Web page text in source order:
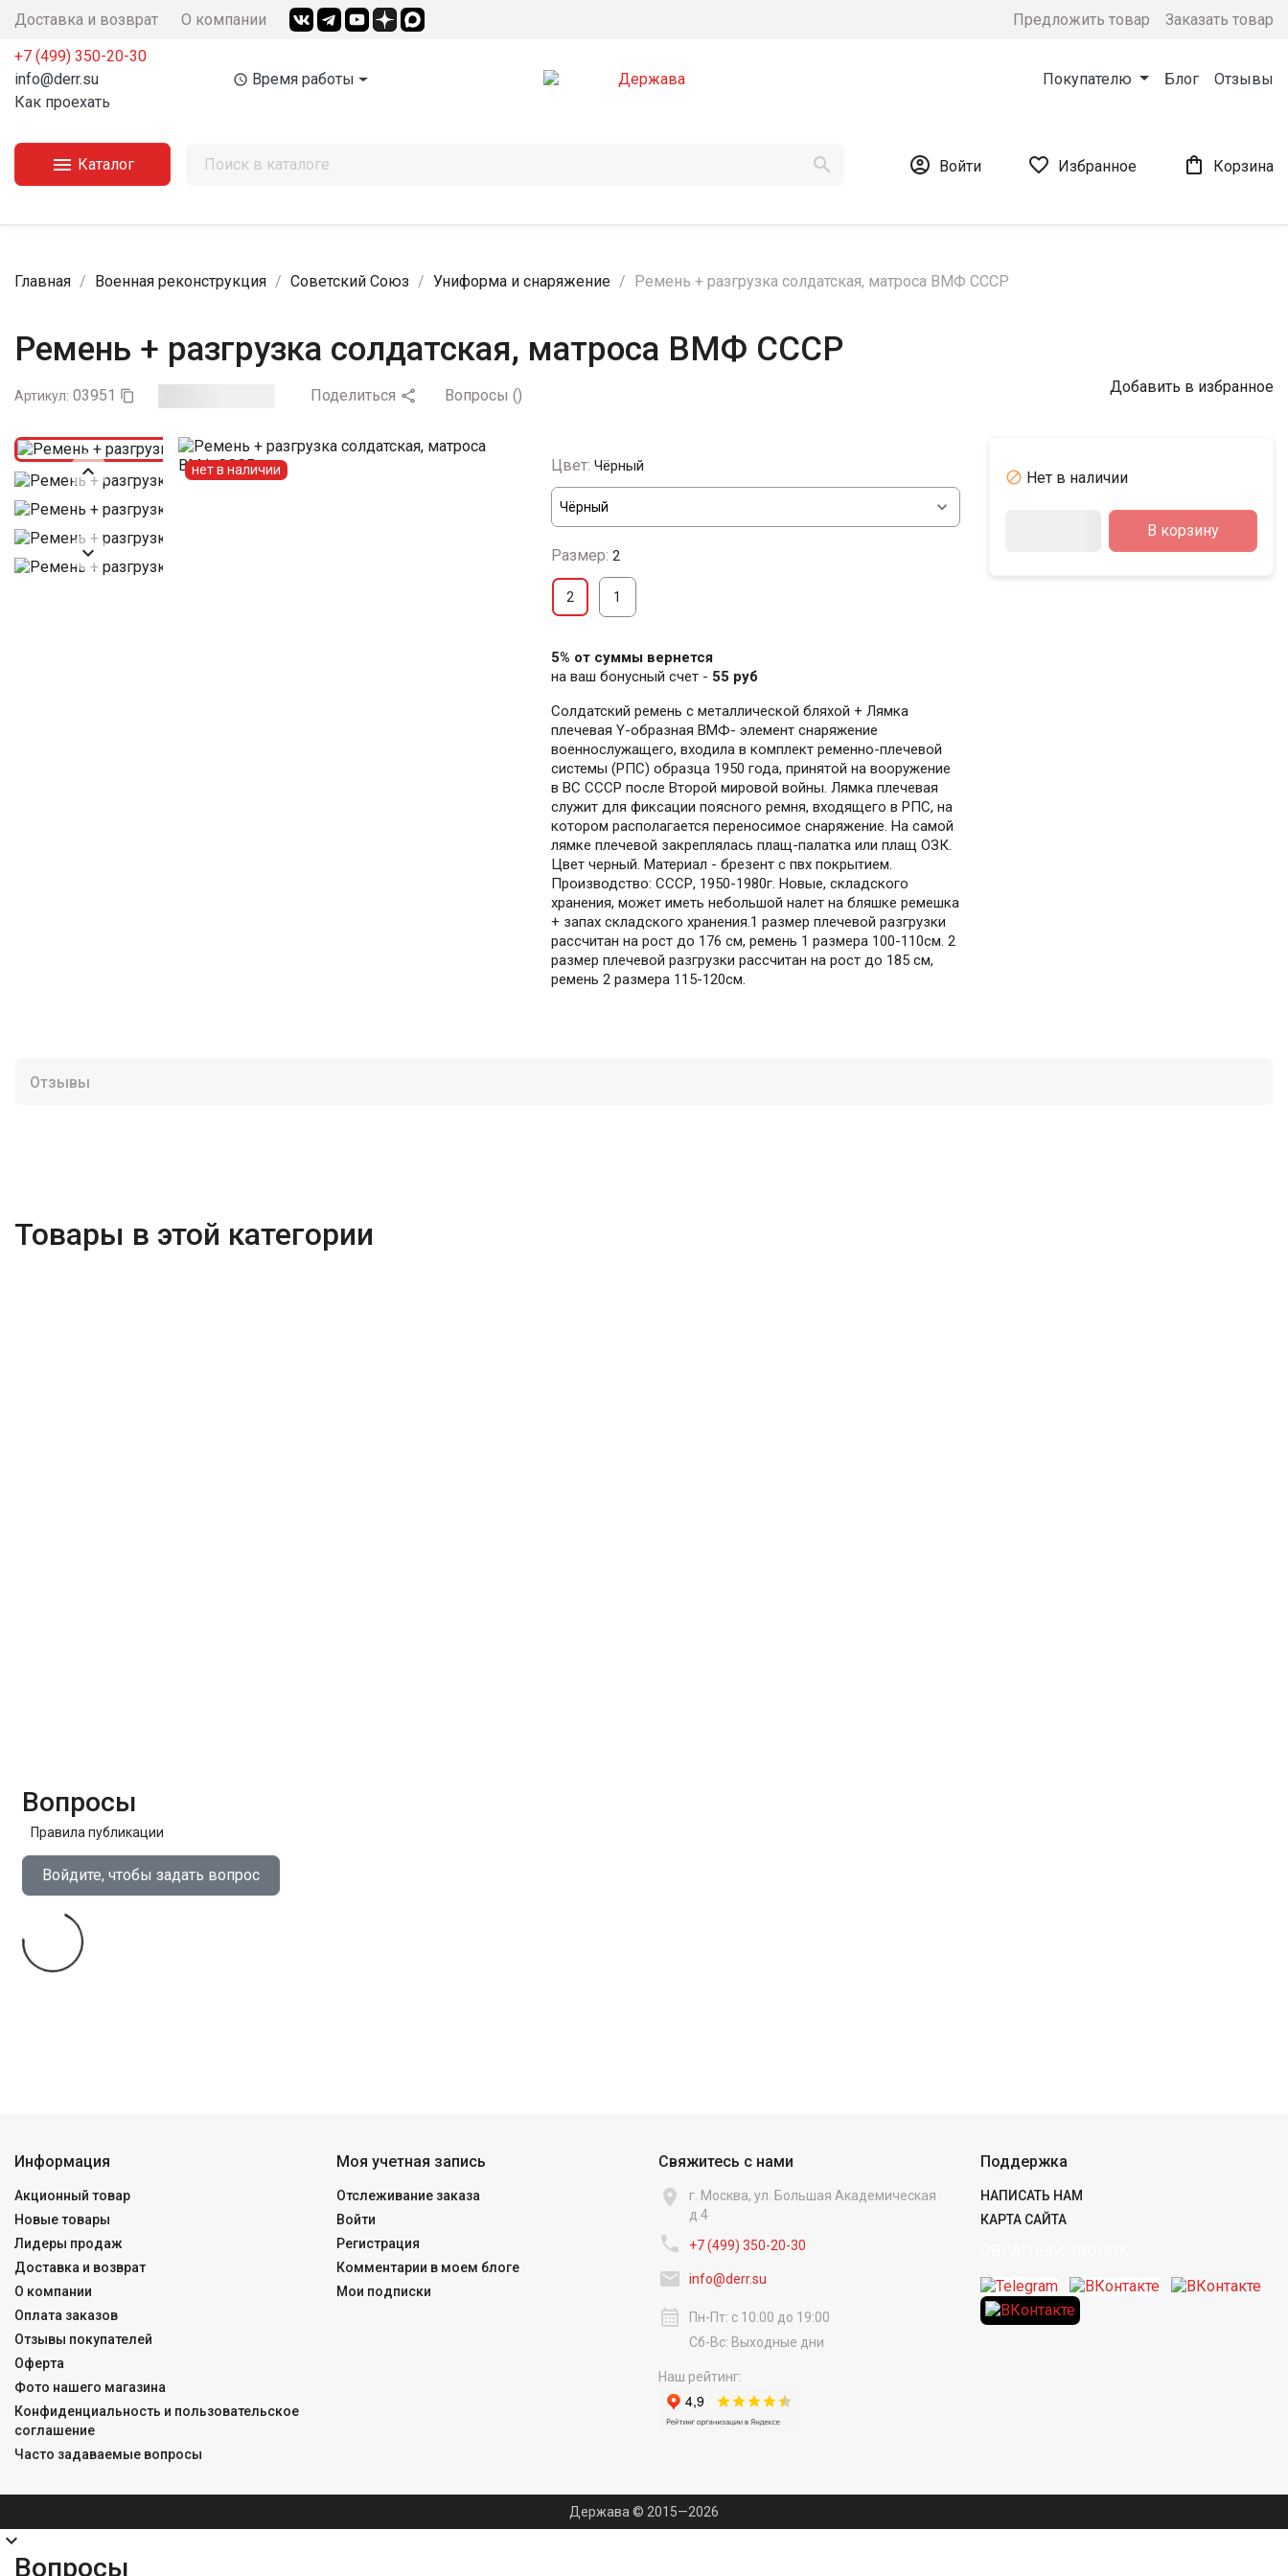
Доставка и возврат О компании Предложить товар Заказать товар
+7 (499) 350-20-30
info@derr.su
Как проехать
access_time Время работы Покупателю Блог Отзывы
 Каталог   Войти  Избранное  Корзина
Главная Военная реконструкция Советский Союз Униформа и снаряжение Ремень + разгрузка солдатская, матроса ВМФ СССР
Ремень + разгрузка солдатская, матроса ВМФ СССР
Артикул: 03951  Поделиться  Вопросы () Добавить в избранное


нет в наличии Цвет: Чёрный
Размер: 2
2 1
5% от суммы вернется
на ваш бонусный счет - 55 руб
Солдатский ремень с металлической бляхой + Лямка
плечевая Y-образная ВМФ- элемент снаряжение
военнослужащего, входила в комплект ременно-плечевой
системы (РПС) образца 1950 года, принятой на вооружение
в ВС СССР после Второй мировой войны. Лямка плечевая
служит для фиксации поясного ремня, входящего в РПС, на
котором располагается переносимое снаряжение. На самой
лямке плечевой закреплялась плащ-палатка или плащ ОЗК.
Цвет черный. Материал - брезент с пвх покрытием.
Производство: СССР, 1950-1980г. Новые, складского
хранения, может иметь небольшой налет на бляшке ремешка
+ запах складского хранения.1 размер плечевой разгрузки
рассчитан на рост до 176 см, ремень 1 размера 100-110см. 2
размер плечевой разгрузки рассчитан на рост до 185 см,
ремень 2 размера 115-120см.
 Нет в наличии
В корзину
Отзывы
Товары в этой категории
Вопросы
Правила публикации
Войдите, чтобы задать вопрос
Информация
Акционный товар
Новые товары
Лидеры продаж
Доставка и возврат
О компании
Оплата заказов
Отзывы покупателей
Оферта
Фото нашего магазина
Конфиденциальность и пользовательское
соглашение
Часто задаваемые вопросы
Моя учетная запись
Отслеживание заказа
Войти
Регистрация
Комментарии в моем блоге
Мои подписки
Свяжитесь с нами

г. Москва, ул. Большая Академическая
д.4
 +7 (499) 350-20-30
 info@derr.su
calendar_month
Пн-Пт: с 10:00 до 19:00
Сб-Вс: Выходные дни
Наш рейтинг:
Поддержка
НАПИСАТЬ НАМ
КАРТА САЙТА
Держава © 2015—2026
expand_more
Вопросы